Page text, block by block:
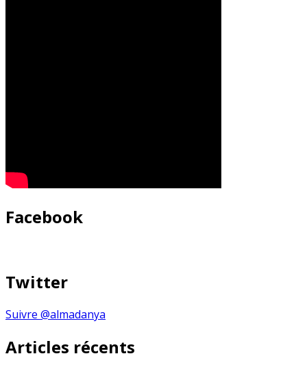
Facebook
Twitter
Suivre @almadanya
Articles récents